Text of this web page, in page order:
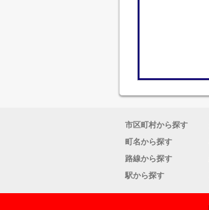
市区町村から探す
町名から探す
路線から探す
駅から探す